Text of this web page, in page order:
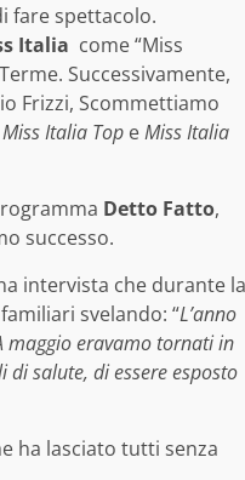
fare spettacolo.
Italia come “Miss
Successivamente,
Frizzi, Scommettiamo
Miss Italia Top eMiss Italia
Detto Fatto,
successo.
intervista che durante la
svelando: “L’anno
maggio eravamo tornati in
salute, di essere esposto
ha lasciato tutti senza